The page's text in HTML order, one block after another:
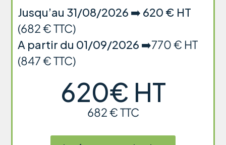
Jusqu’au 31/08/2026 ➡️​ 620 € HT
(682 € TTC)
A partir du 01/09/2026 ➡️​770 € HT
(847 € TTC)
620€ HT
682 € TTC